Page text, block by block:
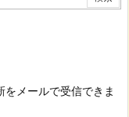
をメールで受信できま